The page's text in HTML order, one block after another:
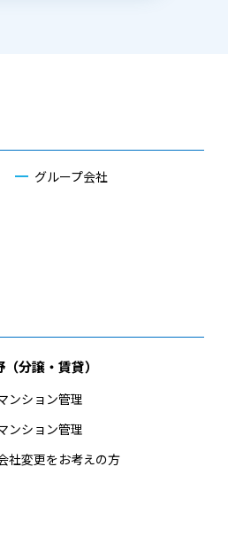
グループ会社
分譲・賃貸）
ンション管理
ンション管理
社変更をお考えの方